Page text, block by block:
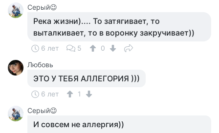
Серый😉
Река жизни).... То затягивает, то
выталкивает, то в воронку закручивает))
6 лет 5
0
Любовь
ЭТО У ТЕБЯ АЛЛЕГОРИЯ )))
6 лет
1
Серый😉
И совсем не аллергия))